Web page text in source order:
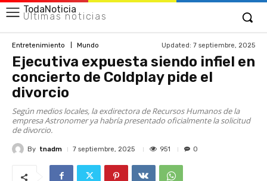
TodaNoticia
Últimas noticias
Entretenimiento Mundo Updated: 7 septiembre, 2025
Ejecutiva expuesta siendo infiel en
concierto de Coldplay pide el
divorcio
Según medios locales, la exdirectora de Recursos Humanos de la
empresa Astronomer ya habría presentado oficialmente la solicitud
de divorcio.
By tnadm 7 septiembre, 2025 951 0